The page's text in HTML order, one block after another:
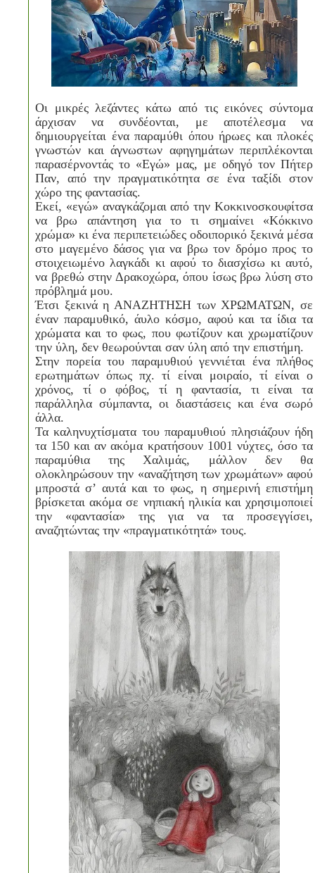
Οι μικρές λεζάντες κάτω από τις εικόνες σύντομα
άρχισαν να συνδέονται, με αποτέλεσμα να
δημιουργείται ένα παραμύθι όπου ήρωες και πλοκές
γνωστών και άγνωστων αφηγημάτων περιπλέκονται
παρασέρνοντάς το «Εγώ» μας, με οδηγό τον Πήτερ
Παν, από την πραγματικότητα σε ένα ταξίδι στον
χώρο της φαντασίας.
Εκεί, «εγώ» αναγκάζομαι από την Κοκκινοσκουφίτσα
να βρω απάντηση για το τι σημαίνει «Κόκκινο
χρώμα» κι ένα περιπετειώδες οδοιπορικό ξεκινά μέσα
στο μαγεμένο δάσος για να βρω τον δρόμο προς το
στοιχειωμένο λαγκάδι κι αφού το διασχίσω κι αυτό,
να βρεθώ στην Δρακοχώρα, όπου ίσως βρω λύση στο
πρόβλημά μου.
Έτσι ξεκινά η ΑΝΑΖΗΤΗΣΗ των ΧΡΩΜΑΤΩΝ, σε
έναν παραμυθικό, άυλο κόσμο, αφού και τα ίδια τα
χρώματα και το φως, που φωτίζουν και χρωματίζουν
την ύλη, δεν θεωρούνται σαν ύλη από την επιστήμη.
Στην πορεία του παραμυθιού γεννιέται ένα πλήθος
ερωτημάτων όπως πχ. τί είναι μοιραίο, τί είναι ο
χρόνος, τί ο φόβος, τί η φαντασία, τι είναι τα
παράλληλα σύμπαντα, οι διαστάσεις και ένα σωρό
άλλα.
Τα καληνυχτίσματα του παραμυθιού πλησιάζουν ήδη
τα 150 και αν ακόμα κρατήσουν 1001 νύχτες, όσο τα
παραμύθια της Χαλιμάς, μάλλον δεν θα
ολοκληρώσουν την «αναζήτηση των χρωμάτων» αφού
μπροστά σ’ αυτά και το φως, η σημερινή επιστήμη
βρίσκεται ακόμα σε νηπιακή ηλικία και χρησιμοποιεί
την «φαντασία» της για να τα προσεγγίσει,
αναζητώντας την «πραγματικότητά» τους.